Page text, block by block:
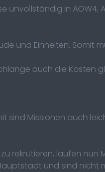
unvollständig in
und Einheiten. Somit
auch die
sind Missionen auch
rekrutieren, laufen nun
und sind nicht